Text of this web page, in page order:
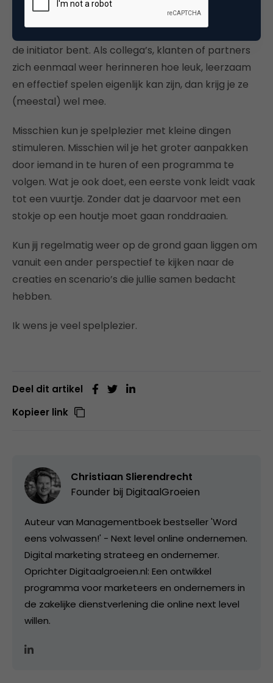
Wanneer je meer spelplezier wil terug brengen in je
werk of team dan is het vaak al genoeg wanneer jij
de initiator bent. Als collega’s, klanten of partners
zich eenmaal weer herinneren hoe leuk, leerzaam
en effectief spelen eigenlijk kan zijn, dan krijg je ze
(meestal) wel mee.
Misschien kun je spelplezier met kleine dingen
stimuleren. Misschien wil je het groter aanpakken
door iemand in te huren of een programma te
volgen. Wat je ook doet, een eerste vonk leidt vaak
tot een vuurtje. Zonder dat je daarvoor met een
stokje op een houtje moet gaan ronddraaien.
Kun jij regelmatig weer op de grond gaan liggen om
vanuit een ander perspectief te kijken naar de
creaties en scenario’s die jullie samen bedacht
hebben.
Ik wens je veel spelplezier.
Deel dit artikel
Kopieer link
Christiaan Slierendrecht
Founder bij DigitaalGroeien
Auteur van Managementboek bestseller 'Word
eens volwassen!' - Next level online ondernemen.
Digital marketing strateeg en ondernemer.
Oprichter Digitaalgroeien.nl: Een ontwikkel
programma voor marketeers en ondernemers in
de zakelijke dienstverlening die online next level
willen.